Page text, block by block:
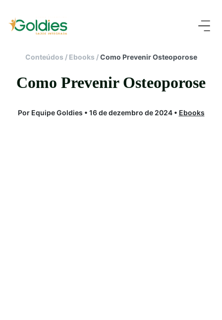
Conteúdos/ Ebooks/Como Prevenir Osteoporose
Como Prevenir Osteoporose
Por Equipe Goldies • 16 de dezembro de 2024 • Ebooks